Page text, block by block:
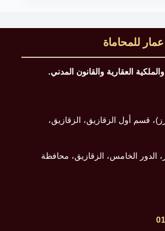
للمحاماة
العقارية والقانون المدني.
قسم أول الزقازيق، الزقازيق،
الدور الخامس، الزقازيق، محافظة